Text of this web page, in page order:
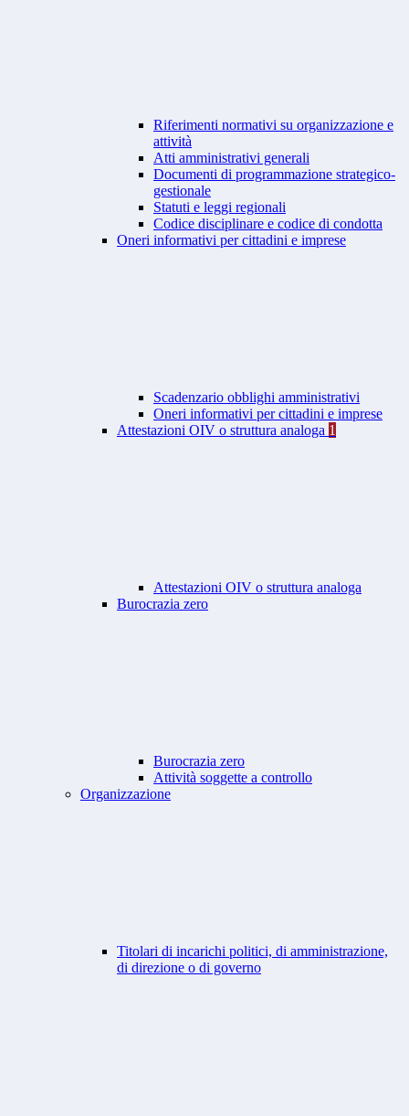
Riferimenti normativi su organizzazione e
attività
Atti amministrativi generali
Documenti di programmazione strategico-
gestionale
Statuti e leggi regionali
Codice disciplinare e codice di condotta
Oneri informativi per cittadini e imprese
Scadenzario obblighi amministrativi
Oneri informativi per cittadini e imprese
Attestazioni OIV o struttura analoga 1
Attestazioni OIV o struttura analoga
Burocrazia zero
Burocrazia zero
Attività soggette a controllo
Organizzazione
Titolari di incarichi politici, di amministrazione,
di direzione o di governo